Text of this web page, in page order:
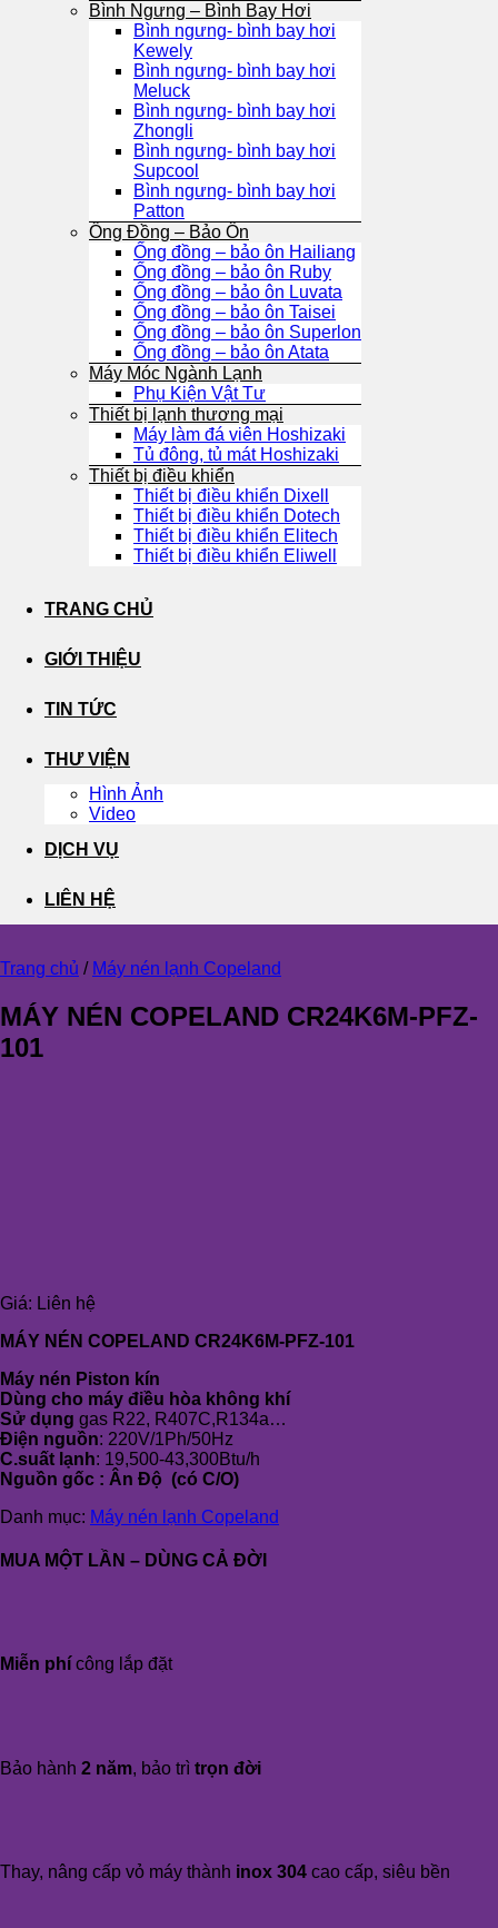
Bình Ngưng – Bình Bay Hơi
Bình ngưng- bình bay hơi
Kewely
Bình ngưng- bình bay hơi
Meluck
Bình ngưng- bình bay hơi
Zhongli
Bình ngưng- bình bay hơi
Supcool
Bình ngưng- bình bay hơi
Patton
Ống Đồng – Bảo Ôn
Ống đồng – bảo ôn Hailiang
Ống đồng – bảo ôn Ruby
Ống đồng – bảo ôn Luvata
Ống đồng – bảo ôn Taisei
Ống đồng – bảo ôn Superlon
Ống đồng – bảo ôn Atata
Máy Móc Ngành Lạnh
Phụ Kiện Vật Tư
Thiết bị lạnh thương mại
Máy làm đá viên Hoshizaki
Tủ đông, tủ mát Hoshizaki
Thiết bị điều khiển
Thiết bị điều khiển Dixell
Thiết bị điều khiển Dotech
Thiết bị điều khiển Elitech
Thiết bị điều khiển Eliwell
TRANG CHỦ
GIỚI THIỆU
TIN TỨC
THƯ VIỆN
Hình Ảnh
Video
DỊCH VỤ
LIÊN HỆ
Trang chủ / Máy nén lạnh Copeland
MÁY NÉN COPELAND CR24K6M-PFZ-
101
Giá: Liên hệ
MÁY NÉN COPELAND CR24K6M-PFZ-101
Máy nén Piston kín
Dùng cho máy điều hòa không khí
Sử dụng gas R22, R407C,R134a…
Điện nguồn: 220V/1Ph/50Hz
C.suất lạnh: 19,500-43,300Btu/h
Nguồn gốc : Ân Độ (có C/O)
Danh mục: Máy nén lạnh Copeland
MUA MỘT LẦN – DÙNG CẢ ĐỜI
Miễn phí công lắp đặt
Bảo hành 2 năm, bảo trì trọn đời
Thay, nâng cấp vỏ máy thành inox 304 cao cấp, siêu bền